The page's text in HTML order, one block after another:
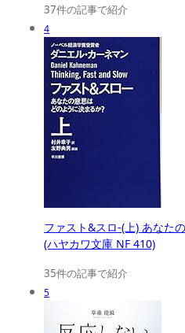
37件の記事で紹介
4
ファスト&スロ-(上) あなた
(ハヤカワ文庫 NF 410)
35件の記事で紹介
5